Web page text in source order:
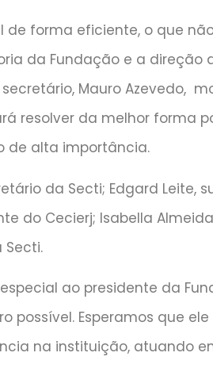
de forma eficiente, o que
da Fundação e a direção
Mauro Azevedo,
resolver da melhor forma
de alta importância.
da Secti; Edgard Leite,
do Cecierj; Isabella
Secti.
ao presidente da
possível. Esperamos que
na instituição, atuando